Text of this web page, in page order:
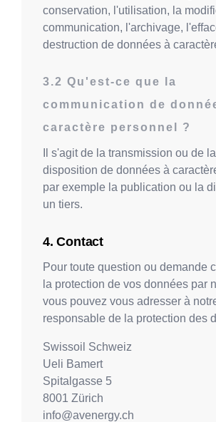
conservation, l'utilisation, la
communication, l'archivage,
destruction de données à
Qu'est-ce que la
communication de
caractère personnel ?
Il s'agit de la transmission ou de
disposition de données à
par exemple la publication ou la
un tiers.
Contact
Pour toute question ou demande
la protection de vos données par
vous pouvez vous adresser à
responsable de la protection des
Swissoil Schweiz
Ueli Bamert
Spitalgasse 5
8001 Zürich
info@avenergy.ch